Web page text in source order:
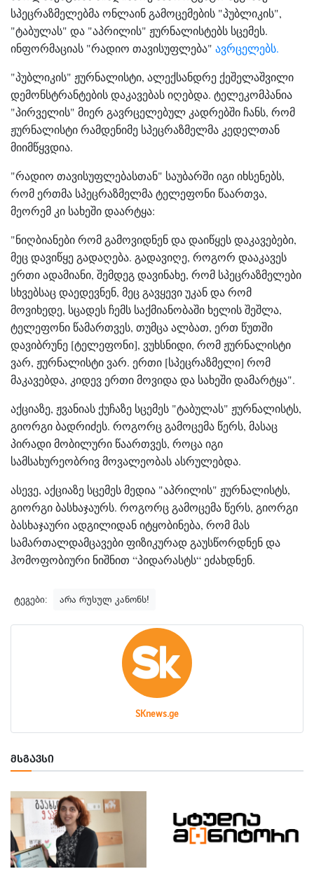
სპეცრაზმელებმა ონლაინ გამოცემების "პუბლიკის",
"ტაბულას" და "აპრილის" ჟურნალისტებს სცემეს.
ინფორმაციას "რადიო თავისუფლება" ავრცელებს.
"პუბლიკის" ჟურნალისტი, ალექსანდრე ქეშელაშვილი
დემონსტრანტების დაკავებას იღებდა. ტელეკომპანია
"პირველის" მიერ გავრცელებულ კადრებში ჩანს, რომ
ჟურნალისტი რამდენიმე სპეცრაზმელმა კედელთან
მიიმწყვდია.
"რადიო თავისუფლებასთან" საუბარში იგი იხსენებს,
რომ ერთმა სპეცრაზმელმა ტელეფონი წაართვა,
მეორემ კი სახეში დაარტყა:
"ნიღბიანები რომ გამოვიდნენ და დაიწყეს დაკავებები,
მეც დავიწყე გადაღება. გადავიღე, როგორ დააკავეს
ერთი ადამიანი, შემდეგ დავინახე, რომ სპეცრაზმელები
სხვებსაც დაედევნენ, მეც გავყევი უკან და რომ
მოვიხედე, სცადეს ჩემს საქმიანობაში ხელის შეშლა,
ტელეფონი წამართვეს, თუმცა ალბათ, ერთ წუთში
დავიბრუნე [ტელეფონი], ვუხსნიდი, რომ ჟურნალისტი
ვარ, ჟურნალისტი ვარ. ერთი [სპეცრაზმელი] რომ
მაკავებდა, კიდევ ერთი მოვიდა და სახეში დამარტყა".
აქციაზე, ჟვანიას ქუჩაზე სცემეს "ტაბულას" ჟურნალისტს,
გიორგი ბადრიძეს. როგორც გამოცემა წერს, მასაც
პირადი მობილური წაართვეს, როცა იგი
სამსახურეობრივ მოვალეობას ასრულებდა.
ასევე, აქციაზე სცემეს მედია "აპრილის" ჟურნალისტს,
გიორგი ბასხაჯაურს. როგორც გამოცემა წერს, გიორგი
ბასხაჯაური ადგილიდან იტყობინება, რომ მას
სამართალდამცავები ფიზიკურად გაუსწორდნენ და
ჰომოფობიური ნიშნით “პიდარასტს“ ეძახდნენ.
ტეგები: არა რუსულ კანონს!
SKnews.ge
ᲛᲡᲒᲐᲕᲡᲘ